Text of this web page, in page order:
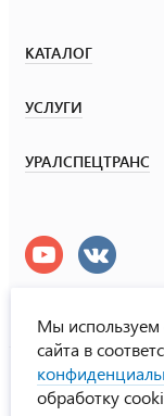
КАТАЛОГ
УСЛУГИ
УРАЛСПЕЦТРАНС
УралСпецТранс
© ООО «Урал СТ»,
Мы используем
сайта в
обработку